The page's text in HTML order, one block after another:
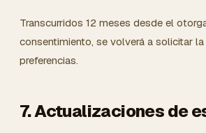
Transcurridos 12 meses desde el
consentimiento, se volverá a solicitar
preferencias.
7. Actualizaciones de